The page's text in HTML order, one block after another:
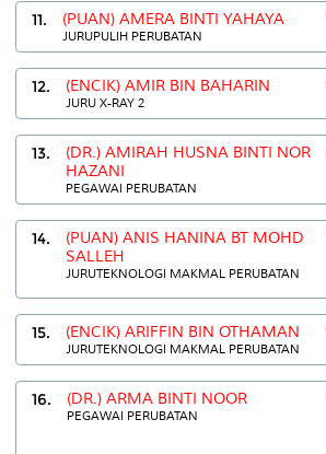
11. (PUAN) AMERA BINTI YAHAYA
JURUPULIH PERUBATAN
12. (ENCIK) AMIR BIN BAHARIN
JURU X-RAY 2
13.
(DR.) AMIRAH HUSNA BINTI NOR
HAZANI
PEGAWAI PERUBATAN
14.
(PUAN) ANIS HANINA BT MOHD
SALLEH
JURUTEKNOLOGI MAKMAL PERUBATAN
15. (ENCIK) ARIFFIN BIN OTHAMAN
JURUTEKNOLOGI MAKMAL PERUBATAN
16. (DR.) ARMA BINTI NOOR
PEGAWAI PERUBATAN